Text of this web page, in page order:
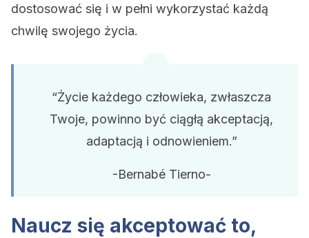
dostosować się i w pełni wykorzystać każdą
chwilę swojego życia.
“Życie każdego człowieka, zwłaszcza
Twoje, powinno być ciągłą akceptacją,
adaptacją i odnowieniem.”
-Bernabé Tierno-
Naucz się akceptować to,